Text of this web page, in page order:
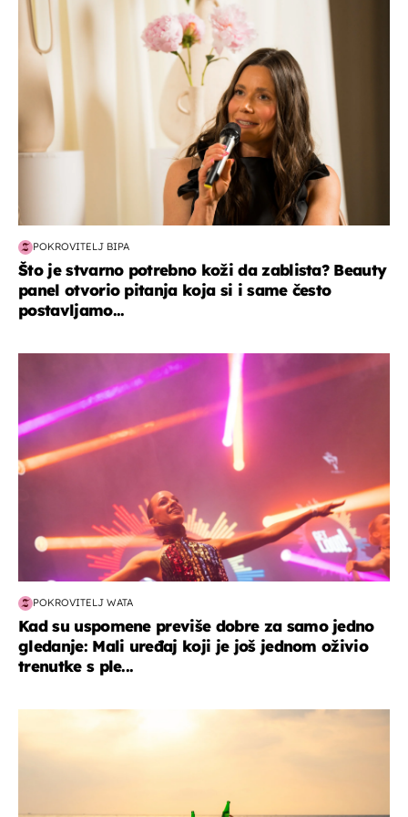
moda & ljepota
POKROVITELJ BIPA
Što je stvarno potrebno koži da zablista? Beauty
panel otvorio pitanja koja si i same često
postavljamo...
POKROVITELJ WATA
Kad su uspomene previše dobre za samo jedno
gledanje: Mali uređaj koji je još jednom oživio
trenutke s ple...